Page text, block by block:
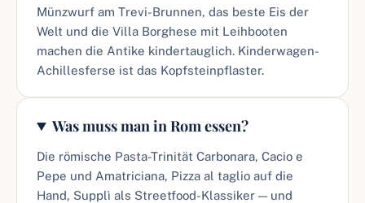
Münzwurf am Trevi-Brunnen, das beste Eis der
Welt und die Villa Borghese mit Leihbooten
machen die Antike kindertauglich. Kinderwagen-
Achillesferse ist das Kopfsteinpflaster.
Was muss man in Rom essen?
Die römische Pasta-Trinität Carbonara, Cacio e
Pepe und Amatriciana, Pizza al taglio auf die
Hand, Supplì als Streetfood-Klassiker — und